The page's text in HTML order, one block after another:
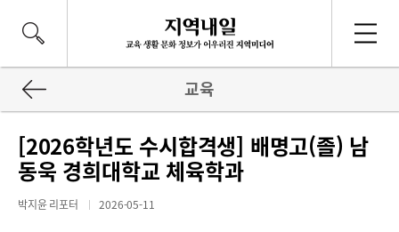
교육
[2026학년도 수시합격생] 배명고(졸) 남
동욱 경희대학교 체육학과
박지윤 리포터 2026-05-11